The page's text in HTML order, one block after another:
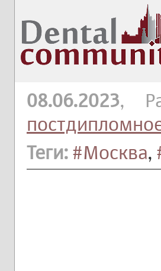
08.06.2023,
Теги: #Москва,